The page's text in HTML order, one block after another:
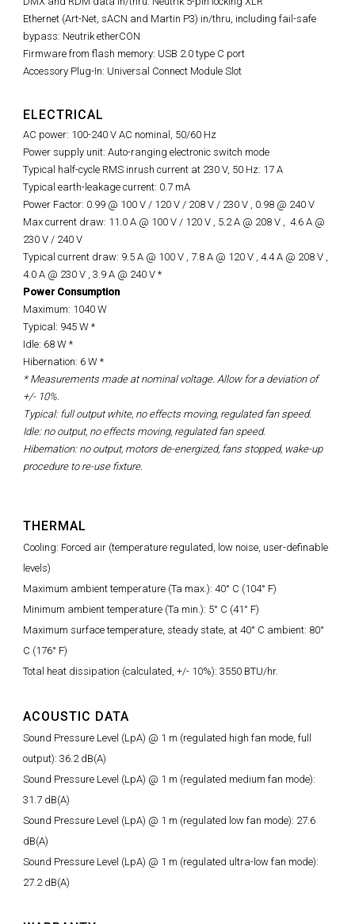
Ethernet (Art-Net, sACN and Martin P3) in/thru, including fail-safe
bypass: Neutrik etherCON
Firmware from flash memory: USB 2.0 type C port
Accessory Plug-In: Universal Connect Module Slot
ELECTRICAL
AC power: 100-240 V AC nominal, 50/60 Hz
Power supply unit: Auto-ranging electronic switch mode
Typical half-cycle RMS inrush current at 230 V, 50 Hz: 17 A
Typical earth-leakage current: 0.7 mA
Power Factor: 0.99 @ 100 V / 120 V / 208 V / 230 V , 0.98 @ 240 V
Max current draw: 11.0 A @ 100 V / 120 V , 5.2 A @ 208 V , 4.6 A @
230 V / 240 V
Typical current draw: 9.5 A @ 100 V , 7.8 A @ 120 V , 4.4 A @ 208 V ,
4.0 A @ 230 V , 3.9 A @ 240 V *
Power Consumption
Maximum: 1040 W
Typical: 945 W *
Idle: 68 W *
Hibernation: 6 W *
* Measurements made at nominal voltage. Allow for a deviation of
+/- 10%.
Typical: full output white, no effects moving, regulated fan speed.
Idle: no output, no effects moving, regulated fan speed.
Hibernation: no output, motors de-energized, fans stopped, wake-up
procedure to re-use fixture.
THERMAL
Cooling: Forced air (temperature regulated, low noise, user-definable
levels)
Maximum ambient temperature (Ta max.): 40° C (104° F)
Minimum ambient temperature (Ta min.): 5° C (41° F)
Maximum surface temperature, steady state, at 40° C ambient: 80°
C (176° F)
Total heat dissipation (calculated, +/- 10%): 3550 BTU/hr.
ACOUSTIC DATA
Sound Pressure Level (LpA) @ 1 m (regulated high fan mode, full
output): 36.2 dB(A)
Sound Pressure Level (LpA) @ 1 m (regulated medium fan mode):
31.7 dB(A)
Sound Pressure Level (LpA) @ 1 m (regulated low fan mode): 27.6
dB(A)
Sound Pressure Level (LpA) @ 1 m (regulated ultra-low fan mode):
27.2 dB(A)